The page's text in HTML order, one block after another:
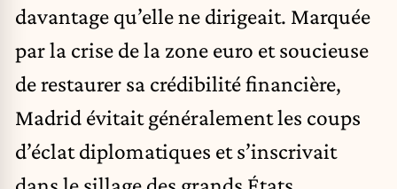
davantage qu’elle ne dirigeait. Marquée
par la crise de la zone euro et soucieuse
de restaurer sa crédibilité financière,
Madrid évitait généralement les coups
d’éclat diplomatiques et s’inscrivait